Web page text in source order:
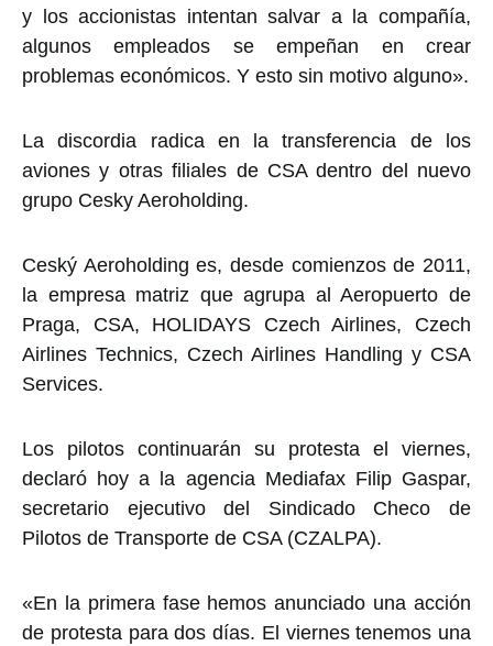
y los accionistas intentan salvar a la compañía,
algunos empleados se empeñan en crear
problemas económicos. Y esto sin motivo alguno».
La discordia radica en la transferencia de los
aviones y otras filiales de CSA dentro del nuevo
grupo Cesky Aeroholding.
Ceský Aeroholding es, desde comienzos de 2011,
la empresa matriz que agrupa al Aeropuerto de
Praga, CSA, HOLIDAYS Czech Airlines, Czech
Airlines Technics, Czech Airlines Handling y CSA
Services.
Los pilotos continuarán su protesta el viernes,
declaró hoy a la agencia Mediafax Filip Gaspar,
secretario ejecutivo del Sindicado Checo de
Pilotos de Transporte de CSA (CZALPA).
«En la primera fase hemos anunciado una acción
de protesta para dos días. El viernes tenemos una